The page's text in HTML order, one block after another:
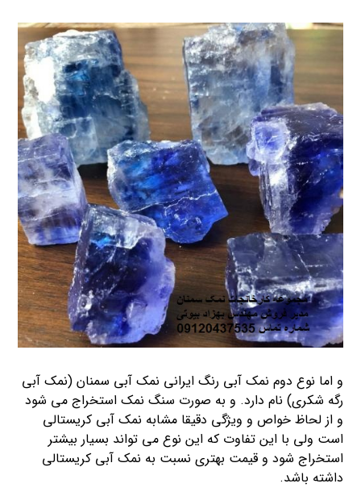
و اما نوع دوم نمک آبی رنگ ایرانی نمک آبی سمنان (نمک آبی
رگه شکری) نام دارد. و به صورت سنگ نمک استخراج می شود
و از لحاظ خواص و ویژگی دقیقا مشابه نمک آبی کریستالی
است ولی با این تفاوت که این نوع می تواند بسیار بیشتر
استخراج شود و قیمت بهتری نسبت به نمک آبی کریستالی
داشته باشد.